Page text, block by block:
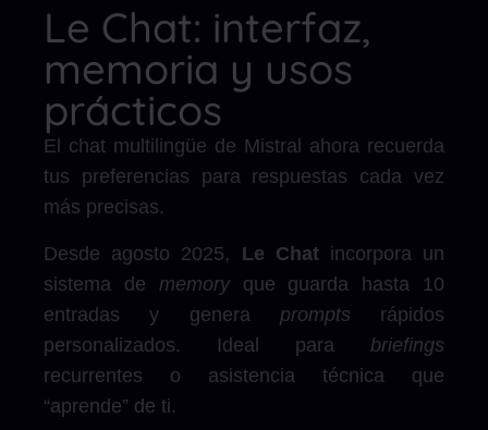
Le Chat: interfaz,
memoria y usos
prácticos
El chat multilingüe de Mistral ahora recuerda
tus preferencias para respuestas cada vez
más precisas.
Desde agosto 2025, Le Chatincorpora un
sistema de memoryque guarda hasta 10
entradas y genera prompts rápidos
personalizados. Ideal para briefings
recurrentes o asistencia técnica que
“aprende” de ti.